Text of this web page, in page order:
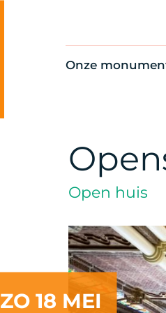
Onze
Thema’s
Open huis
ZO 18 MEI